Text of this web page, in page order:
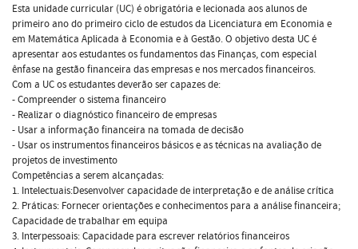
Esta unidade curricular (UC) é obrigatória e lecionada aos alunos de
primeiro ano do primeiro ciclo de estudos da Licenciatura em Economia e
em Matemática Aplicada à Economia e à Gestão. O objetivo desta UC é
apresentar aos estudantes os fundamentos das Finanças, com especial
ênfase na gestão financeira das empresas e nos mercados financeiros.
Com a UC os estudantes deverão ser capazes de:
- Compreender o sistema financeiro
- Realizar o diagnóstico financeiro de empresas
- Usar a informação financeira na tomada de decisão
- Usar os instrumentos financeiros básicos e as técnicas na avaliação de
projetos de investimento
Competências a serem alcançadas:
1. Intelectuais:Desenvolver capacidade de interpretação e de análise crítica
2. Práticas: Fornecer orientações e conhecimentos para a análise financeira;
Capacidade de trabalhar em equipa
3. Interpessoais: Capacidade para escrever relatórios financeiros